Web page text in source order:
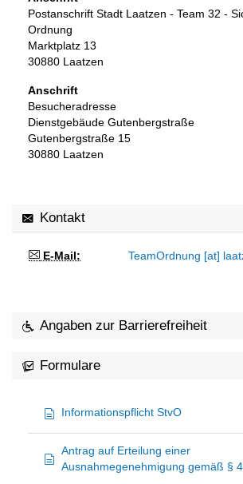
Postanschrift Stadt Laatzen - Team 32 -
Ordnung
Marktplatz 13
30880 Laatzen
Anschrift
Besucheradresse
Dienstgebäude Gutenbergstraße
Gutenbergstraße 15
30880 Laatzen
Kontakt
E-Mail: TeamOrdnung [at]
Angaben zur Barrierefreiheit
Formulare
Informationspflicht StvO
Antrag auf Erteilung einer
Ausnahmegenehmigung gemäß §